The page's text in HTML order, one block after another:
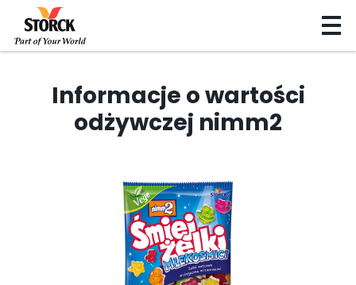
Informacje o wartości
odżywczej nimm2